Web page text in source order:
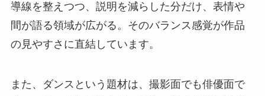
導線を整えつつ、説明を減らした分だけ、表情や
間が語る領域が広がる。そのバランス感覚が作品
の見やすさに直結しています。
また、ダンスという題材は、撮影面でも俳優面で